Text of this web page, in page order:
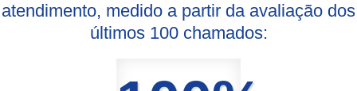
atendimento, medido a partir da avaliação dos
últimos 100 chamados: